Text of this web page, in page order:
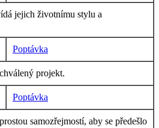
jejich životnímu stylu a
Poptávka
projekt.
Poptávka
samozřejmostí, aby se předešlo